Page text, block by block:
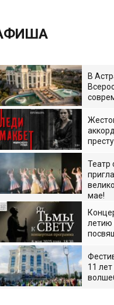
В
Театр
мае!
летию
11